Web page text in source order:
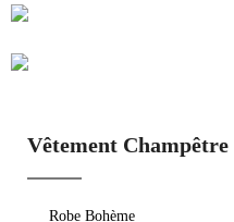
Vêtement Champêtre
Robe Bohème